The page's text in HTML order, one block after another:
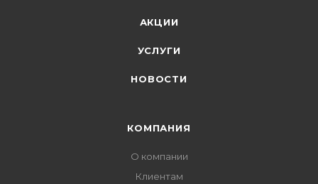
АКЦИИ
УСЛУГИ
НОВОСТИ
КОМПАНИЯ
О компании
Клиентам